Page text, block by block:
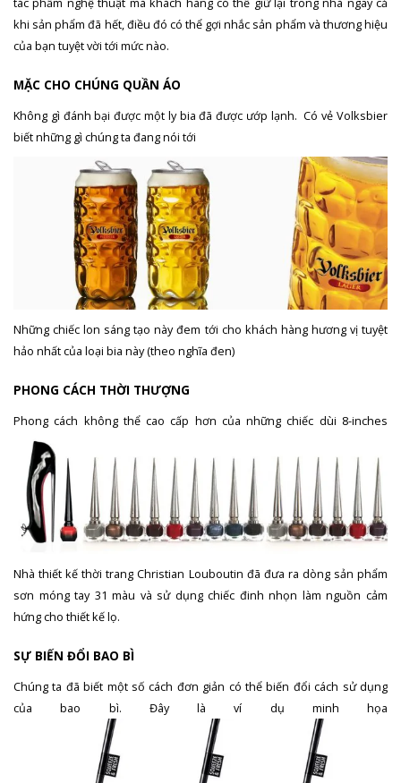
khi sản phẩm đã hết, điều đó có thể gợi nhắc sản phẩm và thương hiệu
của bạn tuyệt vời tới mức nào.
MẶC CHO CHÚNG QUẦN ÁO
Không gì đánh bại được một ly bia đã được ướp lạnh. Có vẻ Volksbier
biết những gì chúng ta đang nói tới
Những chiếc lon sáng tạo này đem tới cho khách hàng hương vị tuyệt
hảo nhất của loại bia này (theo nghĩa đen)
PHONG CÁCH THỜI THƯỢNG
Phong cách không thể cao cấp hơn của những chiếc dùi 8-inches
Nhà thiết kế thời trang Christian Louboutin đã đưa ra dòng sản phẩm
sơn móng tay 31 màu và sử dụng chiếc đinh nhọn làm nguồn cảm
hứng cho thiết kế lọ.
SỰ BIẾN ĐỔI BAO BÌ
Chúng ta đã biết một số cách đơn giản có thể biến đổi cách sử dụng
của bao bì. Đây là ví dụ minh họa